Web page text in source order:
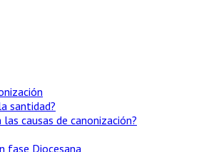
santidad?
las causas de canonización?
fase Diocesana